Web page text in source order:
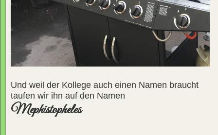
Und weil der Kollege auch einen Namen braucht
taufen wir ihn auf den Namen
Mephistopheles